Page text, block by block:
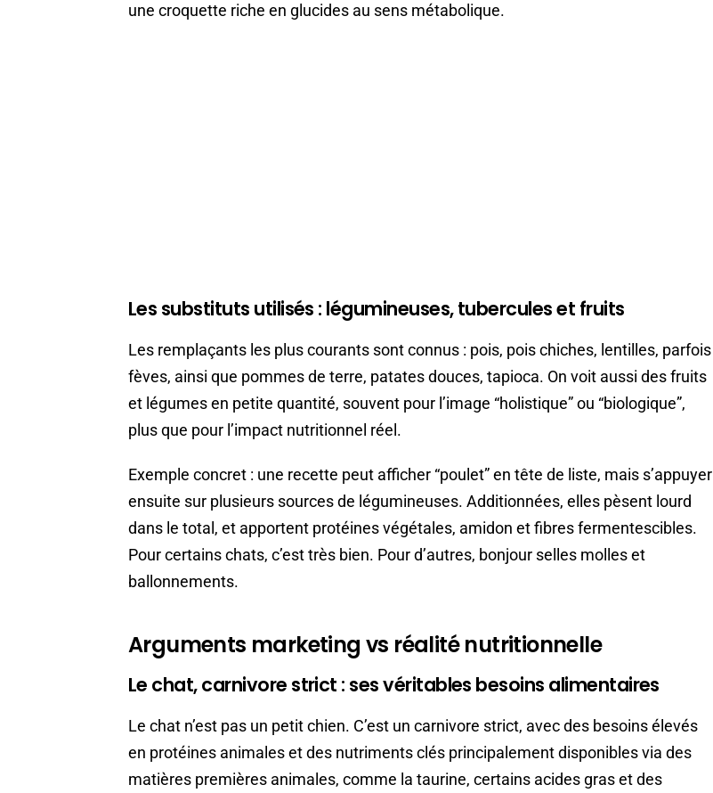
une croquette riche en glucides au sens métabolique.
Les substituts utilisés : légumineuses, tubercules et fruits
Les remplaçants les plus courants sont connus : pois, pois chiches, lentilles, parfois
fèves, ainsi que pommes de terre, patates douces, tapioca. On voit aussi des fruits
et légumes en petite quantité, souvent pour l’image “holistique” ou “biologique”,
plus que pour l’impact nutritionnel réel.
Exemple concret : une recette peut afficher “poulet” en tête de liste, mais s’appuyer
ensuite sur plusieurs sources de légumineuses. Additionnées, elles pèsent lourd
dans le total, et apportent protéines végétales, amidon et fibres fermentescibles.
Pour certains chats, c’est très bien. Pour d’autres, bonjour selles molles et
ballonnements.
Arguments marketing vs réalité nutritionnelle
Le chat, carnivore strict : ses véritables besoins alimentaires
Le chat n’est pas un petit chien. C’est un carnivore strict, avec des besoins élevés
en protéines animales et des nutriments clés principalement disponibles via des
matières premières animales, comme la taurine, certains acides gras et des